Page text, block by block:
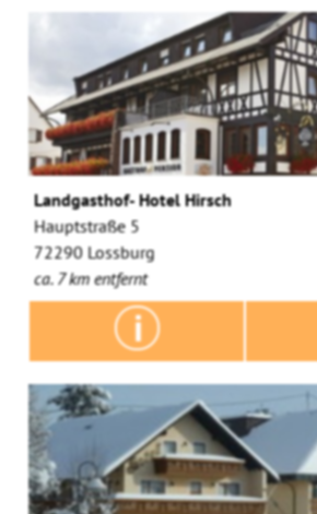
Landgasthof- Hotel Hirsch
Hauptstraße 5
72290 Lossburg
ca. 7 km entfernt